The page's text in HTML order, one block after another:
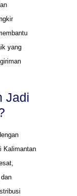
yang
Jadi
Kalimantan